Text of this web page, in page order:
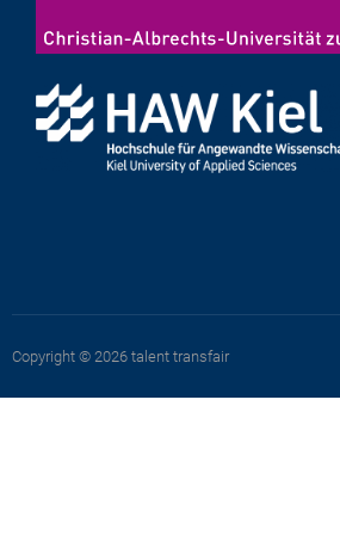
Copyright © 2026 talent transfair